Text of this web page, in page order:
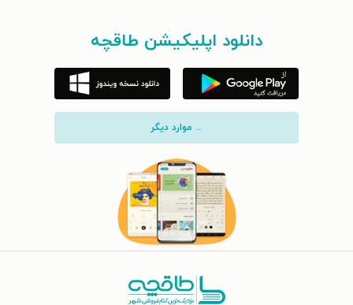
دانلود اپلیکیشن طاقچه
... موارد دیگر